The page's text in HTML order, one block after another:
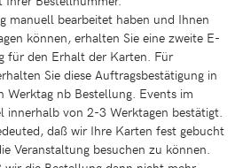
manuell bearbeitet haben und Ihnen
können, erhalten Sie eine zweite E-
für den Erhalt der Karten. Für
Sie diese Auftragsbestätigung in
Werktag nb Bestellung. Events im
innerhalb von 2-3 Werktagen bestätigt.
daß wir Ihre Karten fest gebucht
Veranstaltung besuchen zu können.